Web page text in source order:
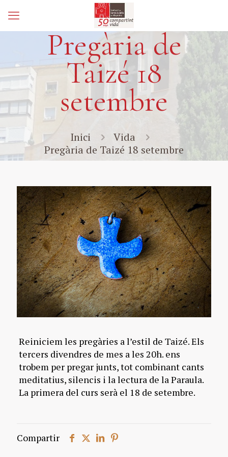
Pregària de
Taizé 18
setembre
Inici
Vida
Pregària de Taizé 18 setembre
Reiniciem les pregàries a l’estil de Taizé. Els
tercers divendres de mes a les 20h. ens
trobem per pregar junts, tot combinant cants
meditatius, silencis i la lectura de la Paraula.
La primera del curs serà el 18 de setembre.
Compartir